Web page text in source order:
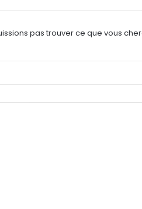
pas trouver ce que vous